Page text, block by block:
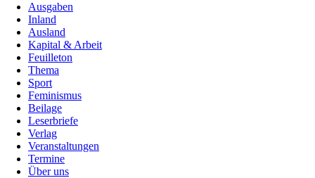
Ausgaben
Inland
Ausland
Kapital & Arbeit
Feuilleton
Thema
Sport
Feminismus
Beilage
Leserbriefe
Verlag
Veranstaltungen
Termine
Über uns